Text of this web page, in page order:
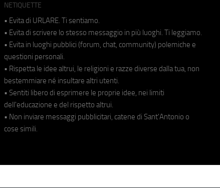
NETIQUETTE
• Evita di URLARE. Ti sentiamo.
• Evita di scrivere lo stesso messaggio in più luoghi. Ti leggiamo.
• Evita in luoghi pubblici (forum, chat, community) polemiche e
questioni personali.
• Rispetta le idee altrui, le religioni e razze diverse dalla tua, non
bestemmiare né insultare altri utenti.
• Sentiti libero di esprimere le proprie idee, nei limiti
dell'educazione e del rispetto altrui.
• Non inviare messaggi pubblicitari, catene di Sant'Antonio o
cose simili.